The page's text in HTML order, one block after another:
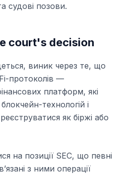
судові позови.
court's decision
виник через те, що
протоколів —
платформ, які
технологій і
як біржі або
на позиції SEC, що певні
з ними операції